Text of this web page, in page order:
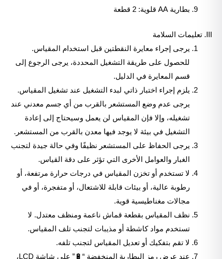
بطارية AA قلوية: 2 قطعة
III. تعليمات السلامة
يرجى إجراء معايرة النقطتين قبل استخدام المقياس.
للحصول على طريقة التشغيل المحددة، يرجى الرجوع إلى
قسم المعايرة في الدليل.
يلزم إجراء اختبار ذاتي لبدء التشغيل عند تشغيل المقياس.
يرجى عدم وضع المستشعر بالقرب من أي جسم معدني عند
تشغيله، وإلا فإن المقياس لن يعمل وسيحتاج إلى إعادة
التشغيل في بيئة لا يوجد فيها معدن بالقرب من المستشعر.
يرجى الحفاظ على المستشعر نظيفًا وفي حالة جيدة لتجنب
الغبار والعوامل الأخرى التي تؤثر على دقة القياس.
لا تستخدم أو تخزن المقياس في درجات حرارة مرتفعة، أو
رطوبة عالية، أو بيئات قابلة للاشتعال، أو متفجرة، أو في
مجالات مغناطيسية قوية.
نظف المقياس بقطعة قماش ناعمة ومنظف معتدل. لا
تستخدم مواد كاشطة أو مذيبات لتجنب تلف المقياس.
لا تقم بتفكيك أو تعديل المقياس لتجنب تلفه.
عند عرض رمز البطارية المنخفضة “🔋” على شاشة LCD،